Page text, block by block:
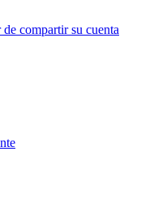
compartir su cuenta